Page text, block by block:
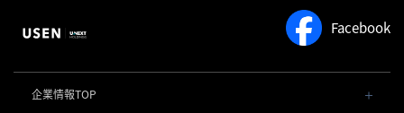
Facebook
企業情報TOP